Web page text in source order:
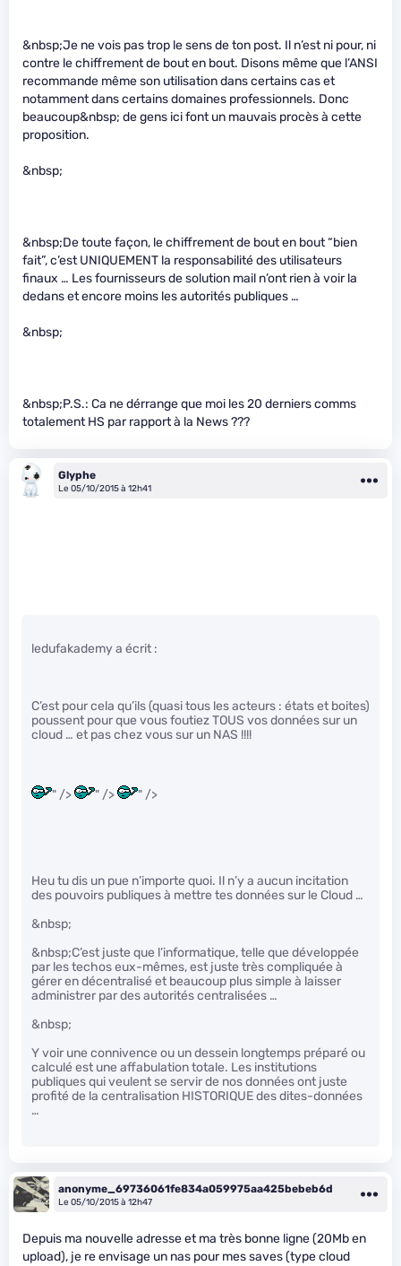
&nbsp;Je ne vois pas trop le sens de ton post. Il n’est ni pour, ni
contre le chiffrement de bout en bout. Disons même que l’ANSI
recommande même son utilisation dans certains cas et
notamment dans certains domaines professionnels. Donc
beaucoup&nbsp; de gens ici font un mauvais procès à cette
proposition.
&nbsp;
&nbsp;De toute façon, le chiffrement de bout en bout “bien
fait”, c’est UNIQUEMENT la responsabilité des utilisateurs
finaux … Les fournisseurs de solution mail n’ont rien à voir la
dedans et encore moins les autorités publiques …
&nbsp;
&nbsp;P.S.: Ca ne dérrange que moi les 20 derniers comms
totalement HS par rapport à la News ???
Glyphe
Le 05/10/2015 à 12h41
ledufakademy a écrit :
C’est pour cela qu’ils (quasi tous les acteurs : états et boites)
poussent pour que vous foutiez TOUS vos données sur un
cloud … et pas chez vous sur un NAS !!!!
" /> " /> " />
Heu tu dis un pue n’importe quoi. Il n’y a aucun incitation
des pouvoirs publiques à mettre tes données sur le Cloud …
&nbsp;
&nbsp;C’est juste que l’informatique, telle que développée
par les techos eux-mêmes, est juste très compliquée à
gérer en décentralisé et beaucoup plus simple à laisser
administrer par des autorités centralisées …
&nbsp;
Y voir une connivence ou un dessein longtemps préparé ou
calculé est une affabulation totale. Les institutions
publiques qui veulent se servir de nos données ont juste
profité de la centralisation HISTORIQUE des dites-données
…
anonyme_69736061fe834a059975aa425bebeb6d
Le 05/10/2015 à 12h47
Depuis ma nouvelle adresse et ma très bonne ligne (20Mb en
upload), je re envisage un nas pour mes saves (type cloud